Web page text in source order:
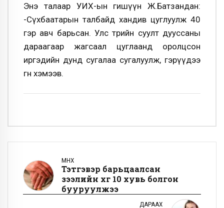
Энэ талаар УИХ-ын гишүүн Ж.Батзандан:
-Сүхбаатарын талбайд хандив цуглуулж 40
гэр авч барьсан. Улс төрийн суулт дууссаны
дараагаар жагсаал цуглаанд оролцсон
иргэдийн дунд сугалаа сугалуулж, гэрүүдээ
өгнө хэмээв.
ӨМНӨХ
Тэтгэвэр барьцаалсан
зээлийн хүүг 10 хувь болгон
бууруулжээ
ДАРААХ